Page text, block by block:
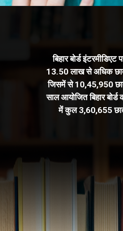
बिहार बोर्ड इंटरमीडिएट
13.50 लाख से अधिक
जिसमें से 10,45,950
साल आयोजित बिहार बोर्ड
में कुल 3,60,655